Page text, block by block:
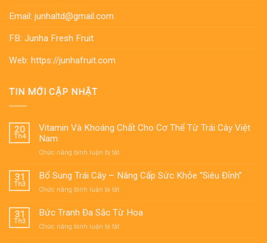
Email: junhaltd@gmail.com
FB: Junha Fresh Fruit
Web: https://junhafruit.com
TIN MỚI CẬP NHẬT
20
Th4
Vitamin Và Khoáng Chất Cho Cơ Thể Từ Trái Cây Việt
Nam
Chức năng bình luận bị tắtở
Và
Khoáng
Chất
Cơ
31
Th3
Bổ Sung Trái Cây – Nâng Cấp Sức Khỏe “Siêu Đỉnh”
Chức năng bình luận bị tắtở
Sung
Cây
31
Th3
Bức Tranh Đa Sắc Từ Hoa
Chức năng bình luận bị tắtở